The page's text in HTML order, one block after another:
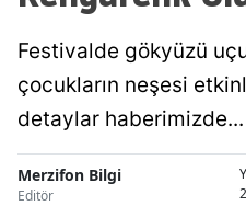
Festivalde gökyüzü
çocukların neşesi
detaylar haberimizde...
Merzifon Bilgi
Editör